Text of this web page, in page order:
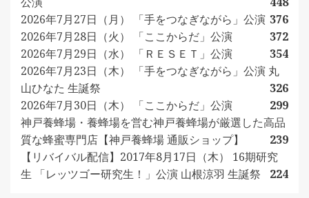
2026年7月27日（月） 「手をつなぎながら」公演 376
2026年7月28日（火） 「ここからだ」公演
372
2026年7月29日（水） 「ＲＥＳＥＴ」公演
354
2026年7月23日（木） 「手をつなぎながら」公演 丸
山ひなた 生誕祭
326
2026年7月30日（木） 「ここからだ」公演
299
神戸養蜂場・養蜂場を営む神戸養蜂場が厳選した高品
質な蜂蜜専門店【神戸養蜂場 通販ショップ】
239
【リバイバル配信】2017年8月17日（木） 16期研究
生 「レッツゴー研究生！」公演 山根涼羽 生誕祭
224